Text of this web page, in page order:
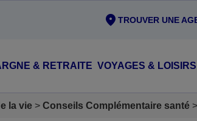
TROUVER UNE
& RETRAITE VOYAGES & LOISIRS
la vie Conseils Complémentaire santé